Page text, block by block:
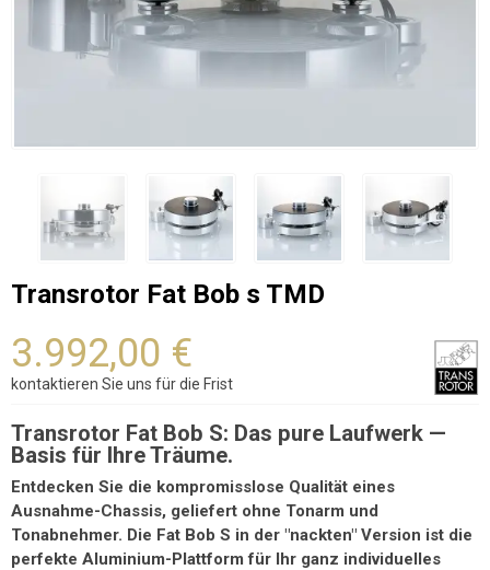
Transrotor Fat Bob s TMD
3.992,00 €
kontaktieren Sie uns für die Frist
Transrotor Fat Bob S: Das pure Laufwerk —
Basis für Ihre Träume.
Entdecken Sie die kompromisslose Qualität eines
Ausnahme-Chassis, geliefert ohne Tonarm und
Tonabnehmer. Die Fat Bob S in der "nackten" Version ist die
perfekte Aluminium-Plattform für Ihr ganz individuelles